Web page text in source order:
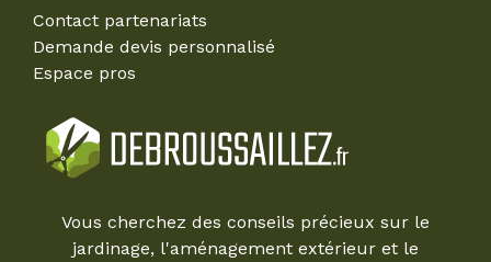
Contact partenariats
Demande devis personnalisé
Espace pros
Vous cherchez des conseils précieux sur le
jardinage, l'aménagement extérieur et le